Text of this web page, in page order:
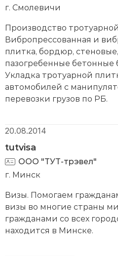
г. Смолевичи
Производство
Вибропрессованная и
плитка, бордюр,
пазогребенные бетонные
Укладка тротуарной
автомобилей с
перевозки грузов по РБ.
20.08.2014
tutvisa
ООО "ТУТ-трэвел"
г. Минск
Визы. Помогаем
визы во многие страны
гражданами со всех
находится в Минске.